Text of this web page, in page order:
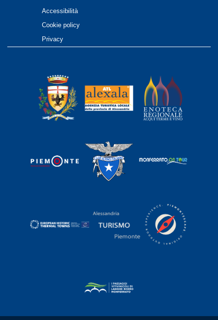
Accessibilità
Cookie policy
Privacy